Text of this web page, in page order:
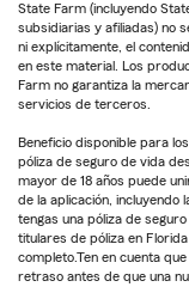
State Farm (incluyendo
subsidiarias y afiliadas) no
ni explícitamente, el
en este material. Los
Farm no garantiza la
servicios de terceros.
Beneficio disponible para
póliza de seguro de vida
mayor de 18 años puede
de la aplicación, incluyendo
tengas una póliza de
titulares de póliza en
completo.Ten en cuenta
retraso antes de que una